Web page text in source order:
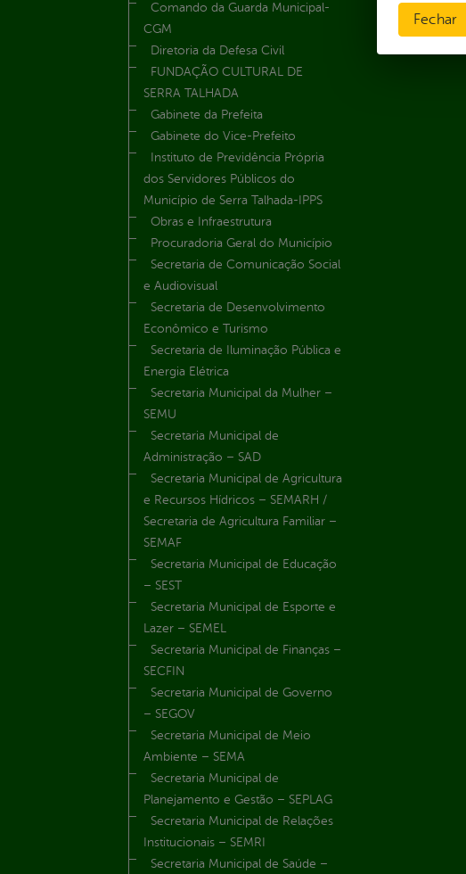
Comando da Guarda Municipal-
CGM
Diretoria da Defesa Civil
FUNDAÇÃO CULTURAL DE
SERRA TALHADA
Gabinete da Prefeita
Gabinete do Vice-Prefeito
Instituto de Previdência Própria
dos Servidores Públicos do
Município de Serra Talhada-IPPS
Obras e Infraestrutura
Procuradoria Geral do Município
Secretaria de Comunicação Social
e Audiovisual
Secretaria de Desenvolvimento
Econômico e Turismo
Secretaria de Iluminação Pública e
Energia Elétrica
Secretaria Municipal da Mulher –
SEMU
Secretaria Municipal de
Administração – SAD
Secretaria Municipal de Agricultura
e Recursos Hídricos – SEMARH /
Secretaria de Agricultura Familiar –
SEMAF
Secretaria Municipal de Educação
– SEST
Secretaria Municipal de Esporte e
Lazer – SEMEL
Secretaria Municipal de Finanças –
SECFIN
Secretaria Municipal de Governo
– SEGOV
Secretaria Municipal de Meio
Ambiente – SEMA
Secretaria Municipal de
Planejamento e Gestão – SEPLAG
Secretaria Municipal de Relações
Institucionais – SEMRI
Secretaria Municipal de Saúde –
Fechar